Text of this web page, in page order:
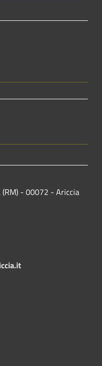
(RM) - 00072 - Ariccia